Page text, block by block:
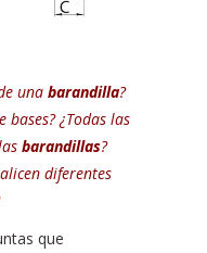
una barandilla?
bases? ¿Todas las
barandillas?
diferentes
que